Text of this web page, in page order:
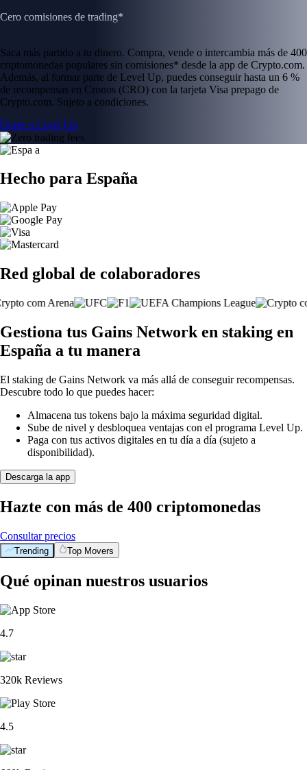
Cero comisiones de trading*
Saca más partido a tu dinero. Compra, vende o intercambia más de 400
criptomonedas populares sin comisiones* desde la app de Crypto.com.
Además, al formar parte de Level Up, puedes conseguir hasta un 6 %
de recompensas en Cronos (CRO) con la tarjeta Visa prepago de
Crypto.com. Sujeto a condiciones.
Únete a Level Up
Hecho para España
Red global de colaboradores
Gestiona tus Gains Network en staking en
España a tu manera
El staking de Gains Network va más allá de conseguir recompensas.
Descubre todo lo que puedes hacer:
Almacena tus tokens bajo la máxima seguridad digital.
Sube de nivel y desbloquea ventajas con el programa Level Up.
Paga con tus activos digitales en tu día a día (sujeto a
disponibilidad).
Descarga la app
Hazte con más de 400 criptomonedas
Consultar precios
Trending Top Movers
Qué opinan nuestros usuarios
4.7
320k Reviews
4.5